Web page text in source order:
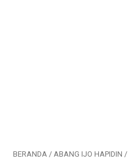
BERANDA / ABANG IJO HAPIDIN /